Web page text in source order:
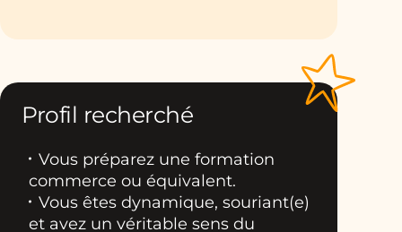
Profil recherché
Vous préparez une formation
commerce ou équivalent.
Vous êtes dynamique, souriant(e)
et avez un véritable sens du